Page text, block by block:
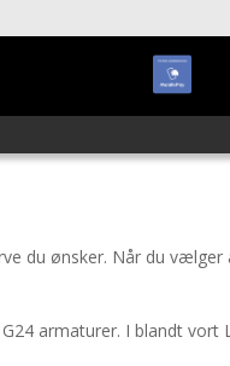
du ønsker. Når du vælger
armaturer. I blandt vort